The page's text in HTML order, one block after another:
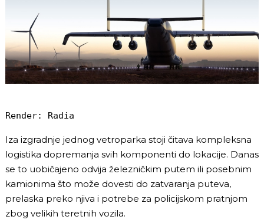
Render: Radia
Iza izgradnje jednog vetroparka stoji čitava kompleksna
logistika dopremanja svih komponenti do lokacije. Danas
se to uobičajeno odvija železničkim putem ili posebnim
kamionima što može dovesti do zatvaranja puteva,
prelaska preko njiva i potrebe za policijskom pratnjom
zbog velikih teretnih vozila.